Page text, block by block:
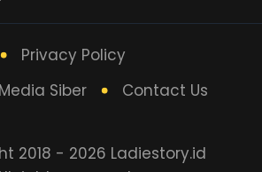
Privacy Policy
Siber
Contact Us
2018 - 2026 Ladiestory.id